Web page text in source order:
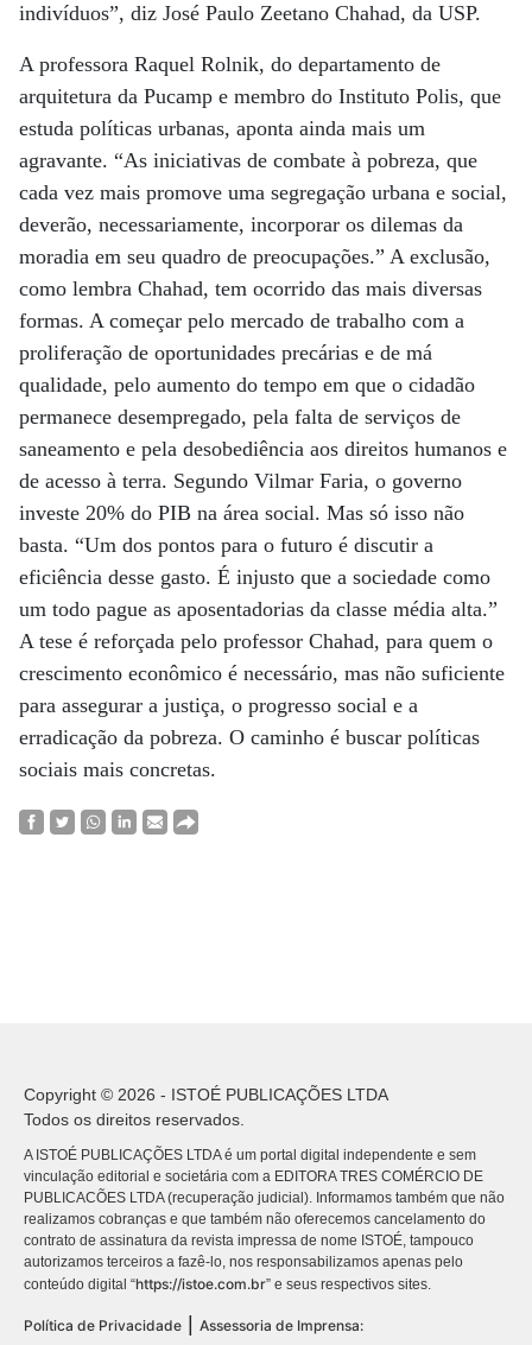
indivíduos”, diz José Paulo Zeetano Chahad, da USP.
A professora Raquel Rolnik, do departamento de
arquitetura da Pucamp e membro do Instituto Polis, que
estuda políticas urbanas, aponta ainda mais um
agravante. “As iniciativas de combate à pobreza, que
cada vez mais promove uma segregação urbana e social,
deverão, necessariamente, incorporar os dilemas da
moradia em seu quadro de preocupações.” A exclusão,
como lembra Chahad, tem ocorrido das mais diversas
formas. A começar pelo mercado de trabalho com a
proliferação de oportunidades precárias e de má
qualidade, pelo aumento do tempo em que o cidadão
permanece desempregado, pela falta de serviços de
saneamento e pela desobediência aos direitos humanos e
de acesso à terra. Segundo Vilmar Faria, o governo
investe 20% do PIB na área social. Mas só isso não
basta. “Um dos pontos para o futuro é discutir a
eficiência desse gasto. É injusto que a sociedade como
um todo pague as aposentadorias da classe média alta.”
A tese é reforçada pelo professor Chahad, para quem o
crescimento econômico é necessário, mas não suficiente
para assegurar a justiça, o progresso social e a
erradicação da pobreza. O caminho é buscar políticas
sociais mais concretas.
Copyright © 2026 - ISTOÉ PUBLICAÇÕES LTDA
Todos os direitos reservados.
A ISTOÉ PUBLICAÇÕES LTDA é um portal digital independente e sem
vinculação editorial e societária com a EDITORA TRES COMÉRCIO DE
PUBLICACÕES LTDA (recuperação judicial). Informamos também que não
realizamos cobranças e que também não oferecemos cancelamento do
contrato de assinatura da revista impressa de nome ISTOÉ, tampouco
autorizamos terceiros a fazê-lo, nos responsabilizamos apenas pelo
conteúdo digital “https://istoe.com.br” e seus respectivos sites.
Política de Privacidade Assessoria de Imprensa: